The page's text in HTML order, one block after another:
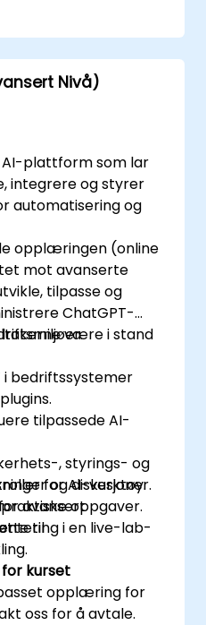
og
av GPT-4 for å
Nivå)
AI-plattform som lar
integrere og styrer
automatisering og
opplæringen (online
mot avanserte
tilpasse og
ChatGPT-
være i stand
i bedriftssystemer
tilpassede AI-
, styrings- og
for AI-verktøy.
avansert
til
og diskusjoner.
oppgaver.
i en live-lab-
kurset
opplæring for
oss for å avtale.